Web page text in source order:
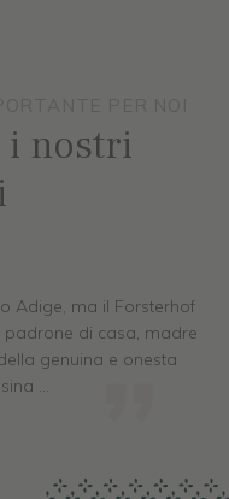
i nostri
tranquilla. Personale
camere sono pulite e ben
sotterraneo
montagne: un sogno.